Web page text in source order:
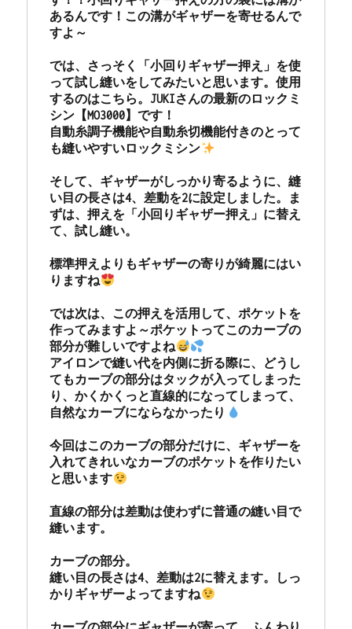
あるんです！この溝がギャザーを寄せるんで
すよ～
では、さっそく「小回りギャザー押え」を使
って試し縫いをしてみたいと思います。使用
するのはこちら。JUKIさんの最新のロックミ
シン【MO3000】です！
自動糸調子機能や自動糸切機能付きのとって
も縫いやすいロックミシン
そして、ギャザーがしっかり寄るように、縫
い目の長さは4、差動を2に設定しました。ま
ずは、押えを「小回りギャザー押え」に替え
て、試し縫い。
標準押えよりもギャザーの寄りが綺麗にはい
りますね
では次は、この押えを活用して、ポケットを
作ってみますよ～ポケットってこのカーブの
部分が難しいですよね
アイロンで縫い代を内側に折る際に、どうし
てもカーブの部分はタックが入ってしまった
り、かくかくっと直線的になってしまって、
自然なカーブにならなかったり
今回はこのカーブの部分だけに、ギャザーを
入れてきれいなカーブのポケットを作りたい
と思います
直線の部分は差動は使わずに普通の縫い目で
縫います。
カーブの部分。
縫い目の長さは4、差動は2に替えます。しっ
かりギャザーよってますね